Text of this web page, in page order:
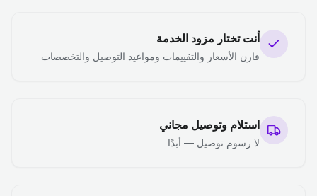
أنت تختار مزود الخدمة
قارن الأسعار والتقييمات ومواعيد التوصيل والتخصصات
استلام وتوصيل مجاني
لا رسوم توصيل — أبدًا